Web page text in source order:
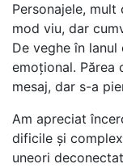
Personajele,
mod viu, dar
De veghe în
emoțional. Părea
mesaj, dar s-a
Am apreciat
dificile și
uneori